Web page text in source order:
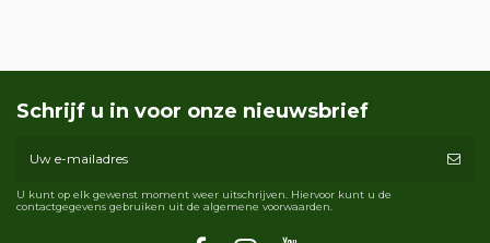
Schrijf u in voor onze nieuwsbrief
U kunt op elk gewenst moment weer uitschrijven. Hiervoor kunt u de
contactgegevens gebruiken uit de algemene voorwaarden.